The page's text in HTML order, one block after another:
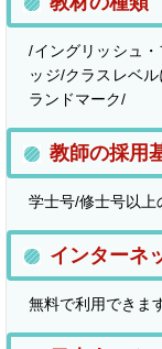
/イングリッシュ
ッジ/クラスレベ
ランドマーク/
教師の採用
学士号/修士号以
インターネ
無料で利用できま